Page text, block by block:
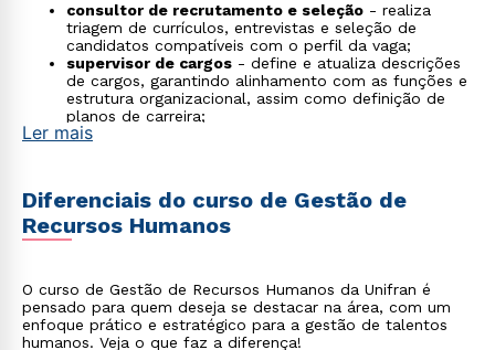
consultor de recrutamento e seleção - realiza
triagem de currículos, entrevistas e seleção de
candidatos compatíveis com o perfil da vaga;
supervisor de cargos - define e atualiza descrições
de cargos, garantindo alinhamento com as funções e
estrutura organizacional, assim como definição de
planos de carreira;
assistente de departamento de pessoal
planeja e executa programas de capacitação e
desenvolvimento de equipes, bem como lida com
questões de saúde e segurança do trabalho, clima
propõe soluções para manter um ambiente de
trabalho saudável;
responsável pelas relações sindicais - representa a
empresa em negociações com sindicatos e
Ler mais
Diferenciais do curso de Gestão de
Recursos Humanos
O curso de Gestão de Recursos Humanos da Unifran é
pensado para quem deseja se destacar na área, com um
enfoque prático e estratégico para a gestão de talentos
humanos. Veja o que faz a diferença!